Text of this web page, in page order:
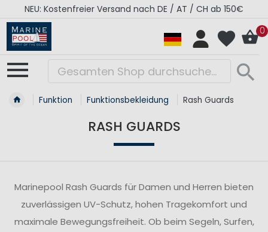
NEU: Kostenfreier Versand nach DE / AT / CH ab 150€
0
Funktion Funktionsbekleidung Rash Guards
RASH GUARDS
Marinepool Rash Guards für Damen und Herren bieten
zuverlässigen UV-Schutz, hohen Tragekomfort und
maximale Bewegungsfreiheit. Ob beim Segeln, Surfen,